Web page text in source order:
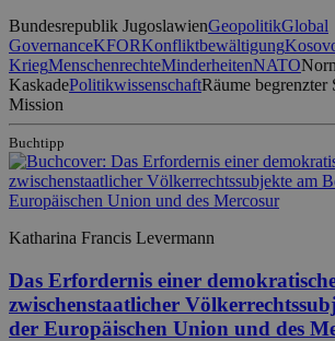
Bundesrepublik JugoslawienGeopolitikGlobal
GovernanceKFORKonfliktbewältigung
KriegMenschenrechteMinderheitenNATO
KaskadePolitikwissenschaftRäume begrenzter
Mission
Buchtipp
Katharina Francis Levermann
Das Erfordernis einer
zwischenstaatlicher
der Europäischen Union und des